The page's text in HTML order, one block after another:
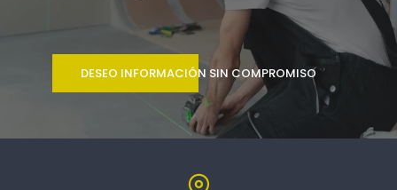
DESEO INFORMACIÓN SIN COMPROMISO